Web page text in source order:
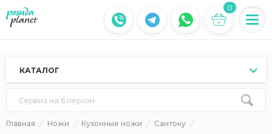
0
КАТАЛОГ
Сервиз на 6 персон
Главная Ножи Кухонные ножи
Сантоку